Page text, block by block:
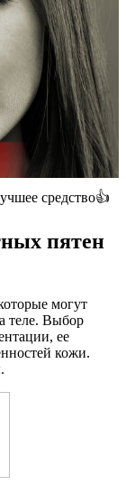
средство👍
пятен
могут
теле. Выбор
ее
кожи.